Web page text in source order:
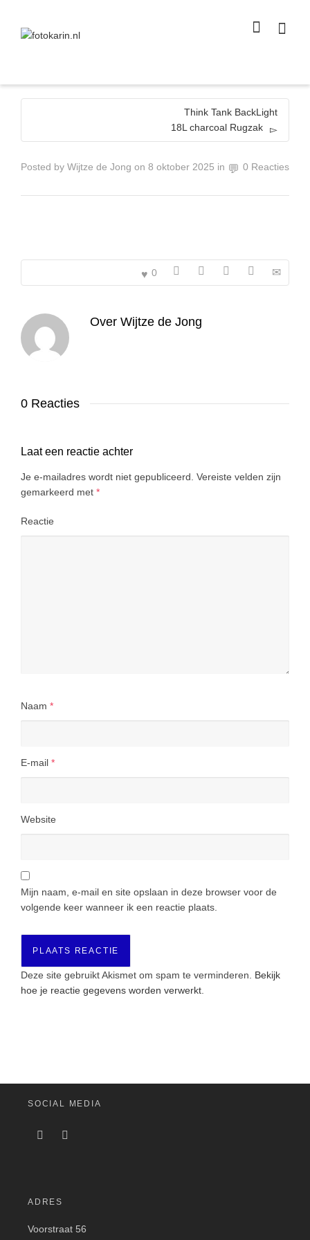
size
Super Search
Think Tank BackLight
18L charcoal Rugzak
Posted by Wijtze de Jong on 8 oktober 2025 in 0 Reacties
0
Over Wijtze de Jong
0 Reacties
Laat een reactie achter
Je e-mailadres wordt niet gepubliceerd. Vereiste velden zijn
gemarkeerd met *
Reactie
Naam *
E-mail *
Website
Mijn naam, e-mail en site opslaan in deze browser voor de
volgende keer wanneer ik een reactie plaats.
Deze site gebruikt Akismet om spam te verminderen. Bekijk
hoe je reactie gegevens worden verwerkt
SOCIAL MEDIA
ADRES
Voorstraat 56